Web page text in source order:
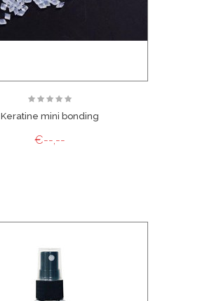
Keratine mini bonding
€--,--